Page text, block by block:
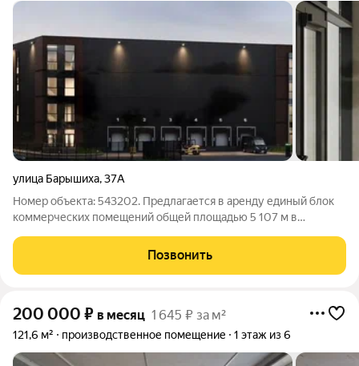
улица Барышиха,37А
Номер объекта: 543202. Предлагается в аренду единый блок
коммерческих помещений общей площадью 5 107 м в
Митино. В состав предложения входят производственные и
офисные помещения, расположенные на 3 и
Позвонить
200 000 ₽ в месяц 1 645 ₽ за м²
121,6 м² производственное помещение 1 этаж из 6